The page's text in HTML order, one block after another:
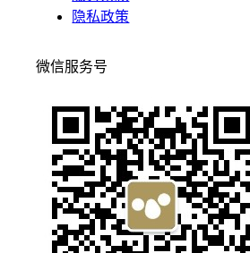
隐私政策
微信服务号